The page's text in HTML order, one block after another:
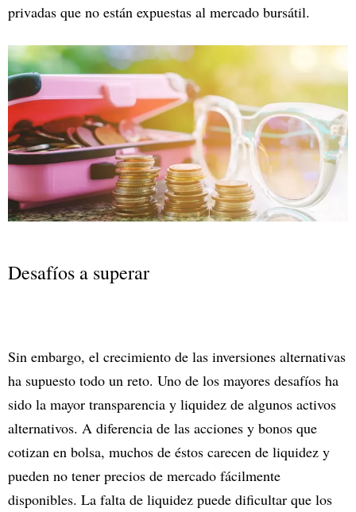
privadas que no están expuestas al mercado bursátil.
Desafíos a superar
Sin embargo, el crecimiento de las inversiones alternativas
ha supuesto todo un reto. Uno de los mayores desafíos ha
sido la mayor transparencia y liquidez de algunos activos
alternativos. A diferencia de las acciones y bonos que
cotizan en bolsa, muchos de éstos carecen de liquidez y
pueden no tener precios de mercado fácilmente
disponibles. La falta de liquidez puede dificultar que los